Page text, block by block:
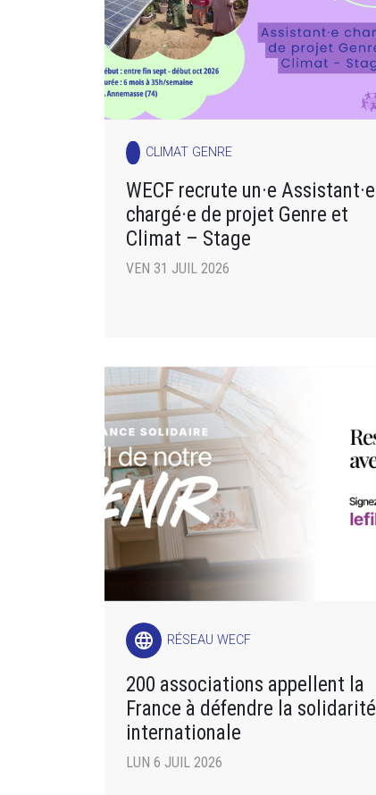
CLIMAT GENRE
WECF recrute un·e Assistant·e
chargé·e de projet Genre et
Climat – Stage
VEN 31 JUIL 2026
language RÉSEAU WECF
200 associations appellent la
France à défendre la solidarité
internationale
LUN 6 JUIL 2026